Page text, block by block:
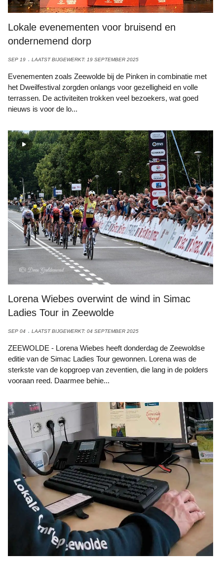
Lokale evenementen voor bruisend en
ondernemend dorp
SEP 19 LAATST BIJGEWERKT: 19 SEPTEMBER 2025
Evenementen zoals Zeewolde bij de Pinken in combinatie met
het Dweilfestival zorgden onlangs voor gezelligheid en volle
terrassen. De activiteiten trokken veel bezoekers, wat goed
nieuws is voor de lo...
Lorena Wiebes overwint de wind in Simac
Ladies Tour in Zeewolde
SEP 04 LAATST BIJGEWERKT: 04 SEPTEMBER 2025
ZEEWOLDE - Lorena Wiebes heeft donderdag de Zeewoldse
editie van de Simac Ladies Tour gewonnen. Lorena was de
sterkste van de kopgroep van zeventien, die lang in de polders
vooraan reed. Daarmee behie...